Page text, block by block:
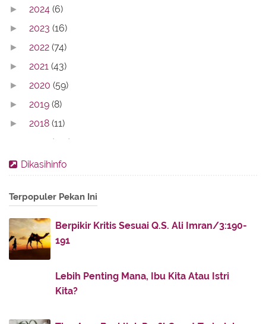
► 2024 (6)
► 2023 (16)
► 2022 (74)
► 2021 (43)
► 2020 (59)
► 2019 (8)
► 2018 (11)
(142)
► August
▼ June(16)
Makna Silaturrahim dalam Sabda Nabi Muhammad
Khutbah Idul Fitri: Meneguhkan Islam Rahmatan lil ...
Momen Berbenah Diri Pasca-Ramadhan
Teks Lengkap Khotbah Idul Fitri Quraish Shihab di ...
Dikasihinfo
Terpopuler Pekan Ini
Berpikir Kritis Sesuai Q.S. Ali Imran/3:190-
191
Lebih Penting Mana, Ibu Kita Atau Istri
Kita?